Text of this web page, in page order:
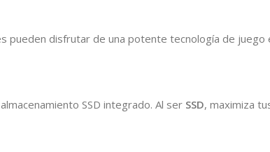
pueden disfrutar de una potente tecnología de juego
SSD integrado. Al ser SSD, maximiza